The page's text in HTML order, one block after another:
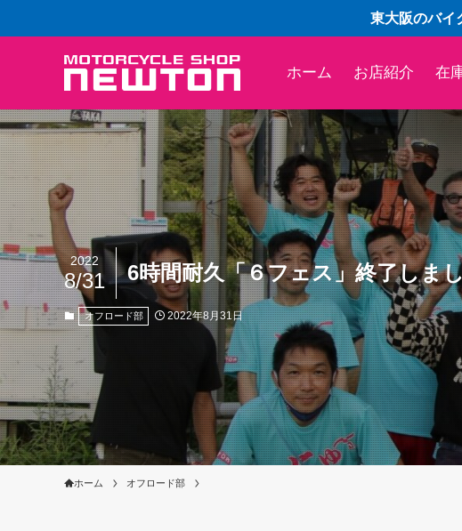
東大阪のバ
ホーム お店紹介 在
6時間耐久「６フェス」終了し
2022
8/31
オフロード部 2022年8月31日
ホーム オフロード部